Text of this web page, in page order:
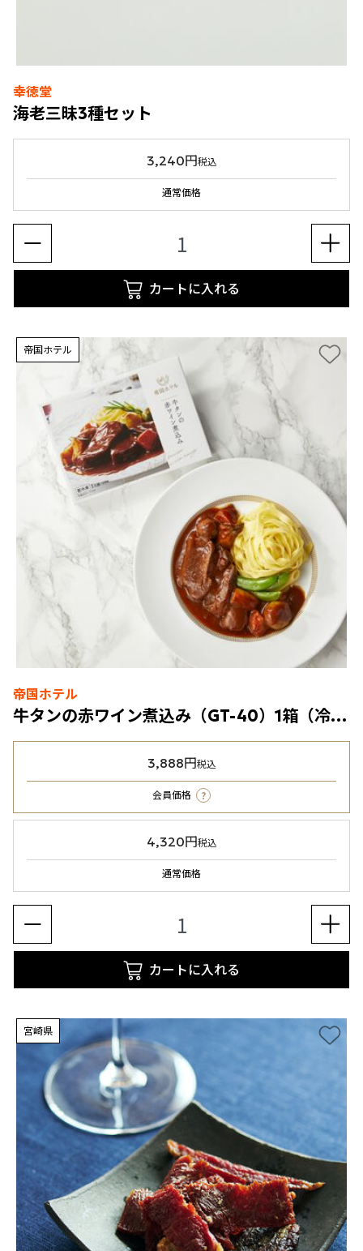
幸徳堂
海老三昧3種セット
3,240円税込
通常価格
カートに入れる
帝国ホテル
帝国ホテル
牛タンの赤ワイン煮込み（GT-40）1箱（冷凍食品）
3,888円税込
会員価格 ?
4,320円税込
通常価格
カートに入れる
宮崎県